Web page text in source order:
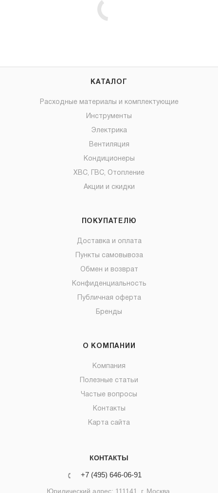
КАТАЛОГ
Расходные материалы и комплектующие
Инструменты
Электрика
Вентиляция
Кондиционеры
ХВС, ГВС, Отопление
Акции и скидки
ПОКУПАТЕЛЮ
Доставка и оплата
Пункты самовывоза
Обмен и возврат
Конфиденциальность
Публичная оферта
Бренды
О КОМПАНИИ
Компания
Полезные статьи
Частые вопросы
Контакты
Карта сайта
КОНТАКТЫ
+7 (495) 646-06-91
Юридический адрес: 111141, г. Москва,